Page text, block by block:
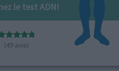
le test ADN!
(49 avis)